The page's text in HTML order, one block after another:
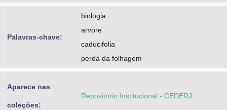
Palavras-chave:
biologia
arvore
caducifolia
perda da folhagem
Aparece nas
coleções:
Repositório Institucional - CEDERJ